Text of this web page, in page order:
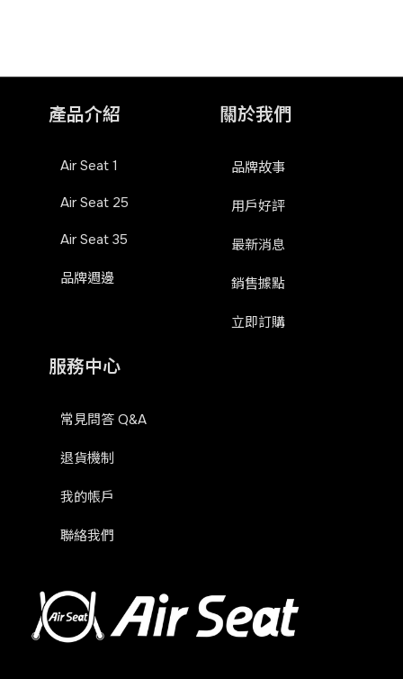
產品介紹
Air Seat 1
Air Seat 25
Air Seat 35
品牌週邊
關於我們
品牌故事
用戶好評
最新消息
銷售據點
立即訂購
服務中心
常見問答 Q&A
退貨機制
我的帳戶
聯絡我們